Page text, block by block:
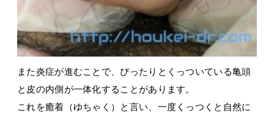
また炎症が進むことで、ぴったりとくっついている亀頭
と皮の内側が一体化することがあります。
これを癒着（ゆちゃく）と言い、一度くっつくと自然に